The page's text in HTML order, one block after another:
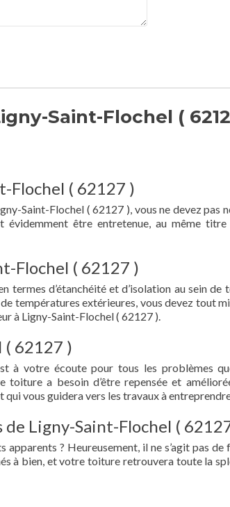
Saint-Flochel (
Flochel ( 62127 )
Saint-Flochel ( 62127 ), vous ne devez pas
être entretenue, au même titre
Flochel ( 62127 )
termes d’étanchéité et d’isolation au sein de
températures extérieures, vous devez tout
à Ligny-Saint-Flochel ( 62127 ).
( 62127 )
à votre écoute pour tous les problèmes
a besoin d’être repensée et
vous guidera vers les travaux à
Ligny-Saint-Flochel (
? Heureusement, il ne s’agit pas de
à bien, et votre toiture retrouvera toute la